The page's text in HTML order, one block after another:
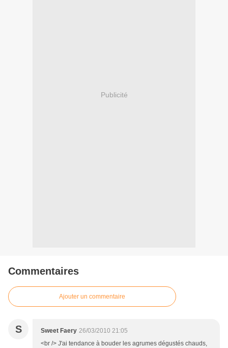
Publicité
Commentaires
Ajouter un commentaire
S Sweet Faery 26/03/2010 21:05
<br /> J'ai tendance à bouder les agrumes dégustés chauds,